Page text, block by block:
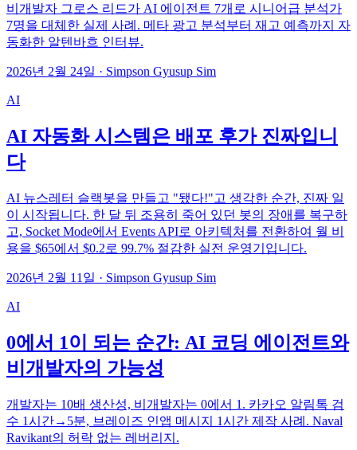
비개발자 그로스 리드가 AI 에이전트 7개로 시니어급 분석가
7명을 대체한 실제 사례. 메타 광고 분석부터 재고 예측까지 자
동화한 알텐바흐 인터뷰.
2026년 2월 24일 · Simpson Gyusup Sim
AI
AI 자동화 시스템은 배포 후가 진짜입니
다
AI 뉴스레터 슬랙봇을 만들고 "됐다!"고 생각한 순간, 진짜 일
이 시작됩니다. 한 달 뒤 조용히 죽어 있던 봇의 장애를 복구하
고, Socket Mode에서 Events API로 아키텍처를 전환하여 월 비
용을 $65에서 $0.2로 99.7% 절감한 실전 운영기입니다.
2026년 2월 11일 · Simpson Gyusup Sim
AI
0에서 1이 되는 순간: AI 코딩 에이전트와
비개발자의 가능성
개발자는 10배 생산성, 비개발자는 0에서 1. 카카오 알림톡 검
수 1시간→5분, 브레이즈 인앱 메시지 1시간 제작 사례. Naval
Ravikant의 허락 없는 레버리지.